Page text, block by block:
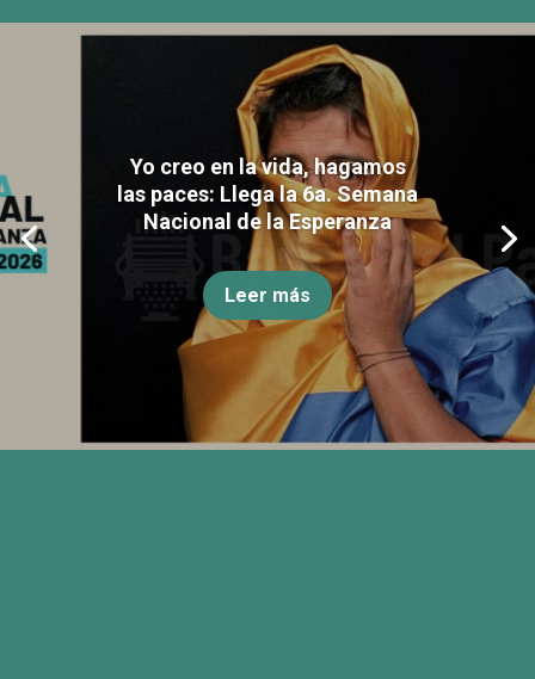
Yo creo en la vida, hagamos
las paces: Llega la 6a. Semana
Nacional de la Esperanza
Leer más